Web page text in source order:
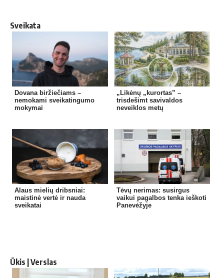
Sveikata
Dovana biržiečiams –
nemokami sveikatingumo
mokymai
„Likėnų „kurortas” –
trisdešimt savivaldos
neveiklos metų
Alaus mielių dribsniai:
maistinė vertė ir nauda
sveikatai
Tėvų nerimas: susirgus
vaikui pagalbos tenka ieškoti
Panevėžyje
Ūkis | Verslas